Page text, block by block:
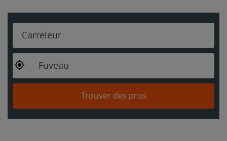
Carreleur
Fuveau
Trouver des pros